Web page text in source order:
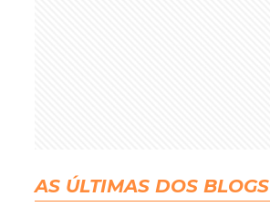
AS ÚLTIMAS DOS BLOGS